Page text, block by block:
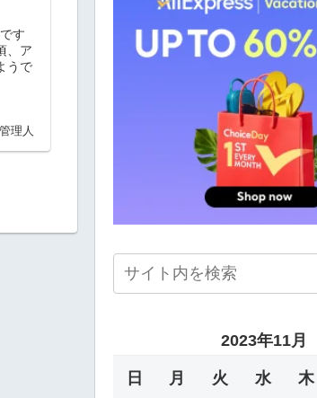
す
、ア
うで
理人
2023年11月
日 月 火 水 木